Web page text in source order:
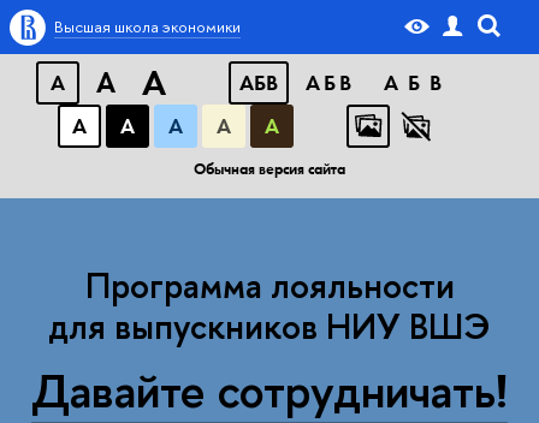
A A A АБB АБB
АБB
А
А А А А
Обычная версия сайта
Высшая школа экономики
Программа лояльности
для выпускников НИУ ВШЭ
Давайте сотрудничать!